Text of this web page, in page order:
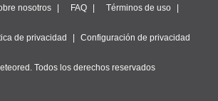
nosotros FAQ Términos de uso
de privacidad Configuración de privacidad
Todos los derechos reservados